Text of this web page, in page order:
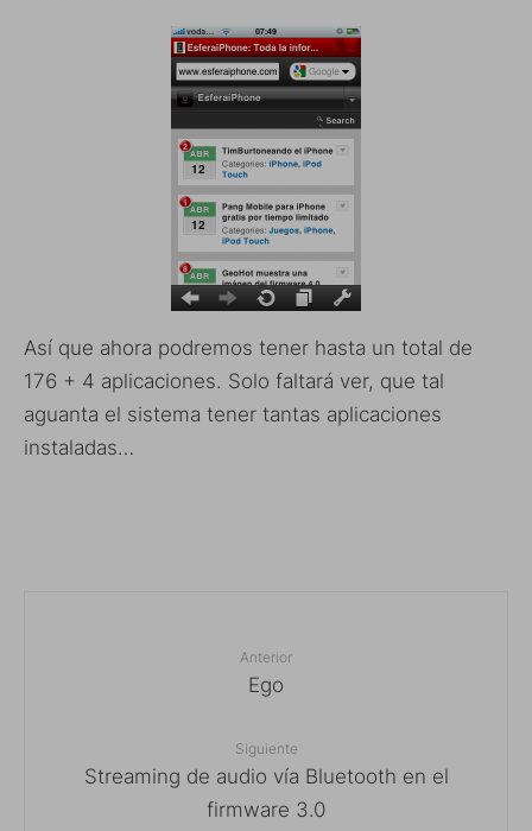
Así que ahora podremos tener hasta un total de
176 + 4 aplicaciones. Solo faltará ver, que tal
aguanta el sistema tener tantas aplicaciones
instaladas…
Anterior
Ego
Siguiente
Streaming de audio vía Bluetooth en el
firmware 3.0